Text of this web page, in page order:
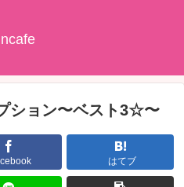
ション〜ベスト3☆〜
はてブ